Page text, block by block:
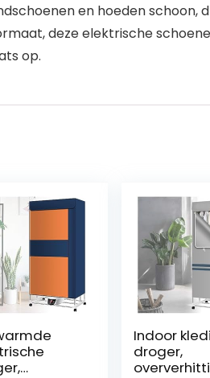
en hoeden schoon,
deze elektrische
op.
Indoor
droger,